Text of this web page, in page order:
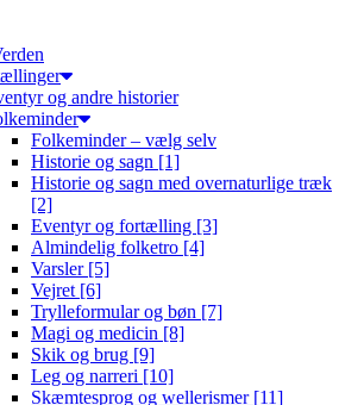
og andre historier
Folkeminder – vælg selv
Historie og sagn [1]
Historie og sagn med overnaturlige træk
[2]
Eventyr og fortælling [3]
Almindelig folketro [4]
Varsler [5]
Vejret [6]
Trylleformular og bøn [7]
Magi og medicin [8]
Skik og brug [9]
Leg og narreri [10]
Skæmtesprog og wellerismer [11]